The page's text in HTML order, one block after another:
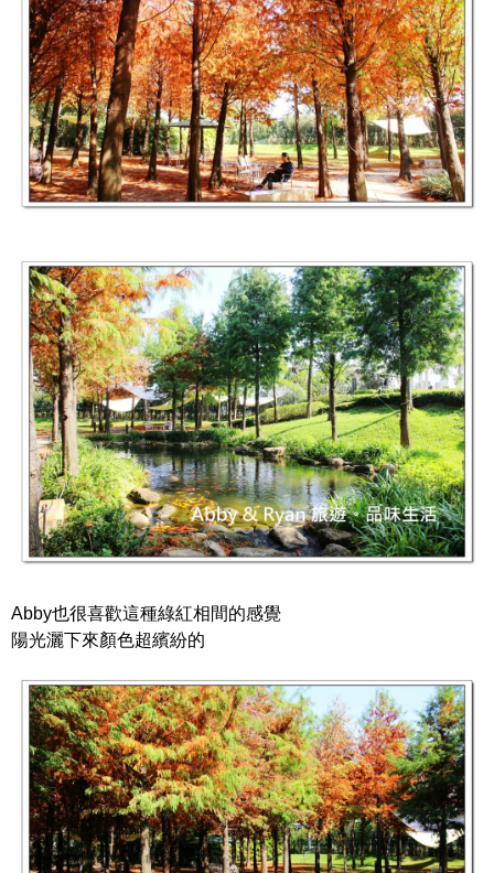
Abby也很喜歡這種綠紅相間的感覺
陽光灑下來顏色超繽紛的